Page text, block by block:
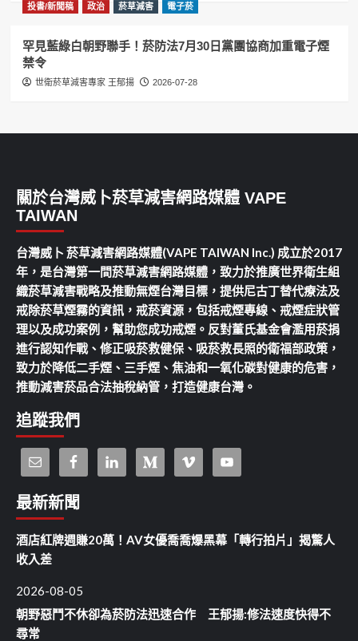
投書/新聞稿 政治 菸草減害 電子菸
罕見藍綠白朝野聯手！菸防法7月30日黨團協商加重電子煙
禁令
世衛菸草減害專家 王郁揚 2026-07-28
關於台灣威卜菸草減害網路媒體 VAPE
TAIWAN
台灣威卜 菸草減害網路媒體(VAPE TAIWAN Inc.) 成立於2017
年，是台灣第一間菸草減害網路媒體，致力於推廣世界衛生組
織菸草減害戰略及推動無煙台灣目標，提供尼古丁替代療法及
戒除菸草煙霧的資訊，戒菸資源，包括戒煙專線、戒煙症狀管
理以及成功案例，幫助您成功戒煙。反對董氏基金會濫用菸捐
進行認知作戰、修正吸菸救健保、吸菸救長照的衛福部政策，
致力於降低二手煙、三手煙、焦油和一氧化碳對健康的危害，
推動減害菸品合法抽稅納管，打造健康台灣。
追蹤我們
最新新聞
酒店紅牌週賺20萬！AV女優喬喬爆黑幕「轉行拍片」揭驚人
收入差
2026-08-05
朝野惡鬥不休卻為菸防法迅速合作 王郁揚:修法速度快得不
尋常